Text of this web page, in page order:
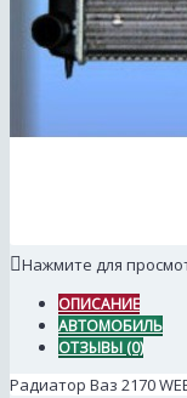
Нажмите для
ОПИСАНИЕ
АВТОМОБИЛЬ
ОТЗЫВЫ (0)
Радиатор Ваз 2170